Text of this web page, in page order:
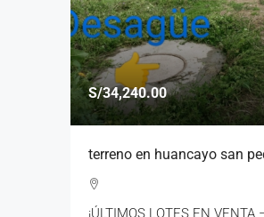
S/34,240.00
terreno en huancayo san
¡ÚLTIMOS LOTES EN VENTA